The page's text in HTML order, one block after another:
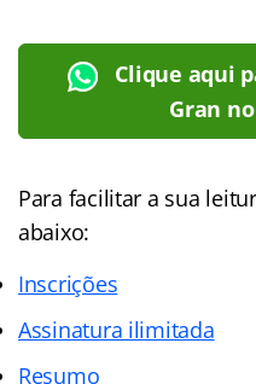
Clique aqui
Gran
Para facilitar a sua
abaixo:
Inscrições
Assinatura ilimitada
Resumo